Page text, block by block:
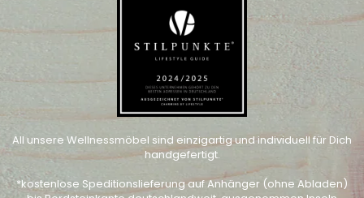
All unsere Wellnessmöbel sind einzigartig und individuell für Dich
handgefertigt.
*kostenlose Speditionslieferung auf Anhänger (ohne Abladen)